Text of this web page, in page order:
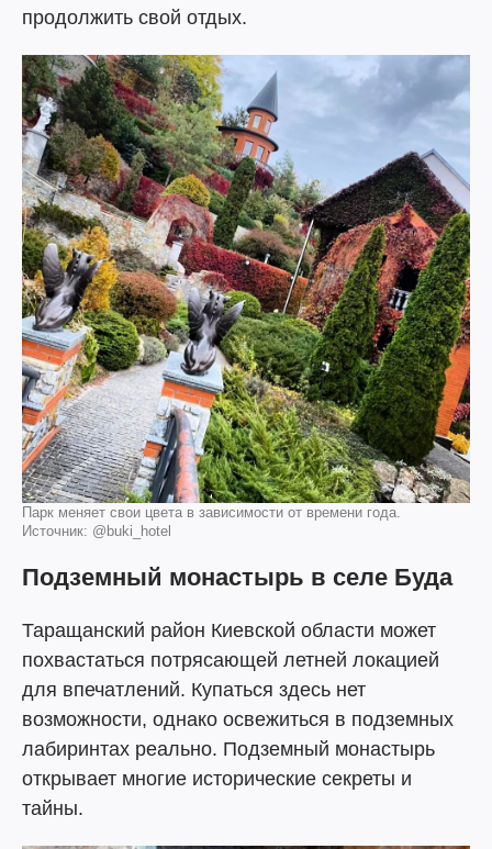
продолжить свой отдых.
Парк меняет свои цвета в зависимости от времени года.
Источник: @buki_hotel
Подземный монастырь в селе Буда
Таращанский район Киевской области может
похвастаться потрясающей летней локацией
для впечатлений. Купаться здесь нет
возможности, однако освежиться в подземных
лабиринтах реально. Подземный монастырь
открывает многие исторические секреты и
тайны.